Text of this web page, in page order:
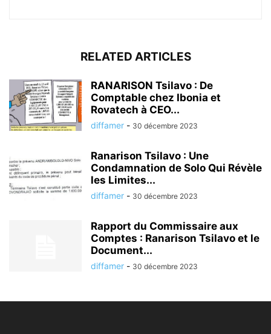
RELATED ARTICLES
RANARISON Tsilavo : De
Comptable chez Ibonia et
Rovatech à CEO...
diffamer - 30 décembre 2023
Ranarison Tsilavo : Une
Condamnation de Solo Qui Révèle
les Limites...
diffamer - 30 décembre 2023
Rapport du Commissaire aux
Comptes : Ranarison Tsilavo et le
Document...
diffamer - 30 décembre 2023